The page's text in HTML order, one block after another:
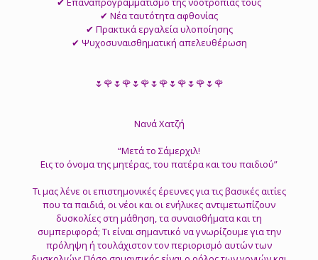
✔ Νέα ταυτότητα αφθονίας
✔ Πρακτικά εργαλεία υλοποίησης
✔ Ψυχοσυναισθηματική απελευθέρωση
🌷🌹🌷🌹🌷🌹🌷🌹🌷🌹🌷🌹🌷🌹
Νανά Χατζή
“Μετά το Σάμερχιλ!
Εις το όνομα της μητέρας, του πατέρα και του παιδιού”
Τι μας λένε οι επιστημονικές έρευνες για τις βασικές αιτίες
που τα παιδιά, οι νέοι και οι ενήλικες αντιμετωπίζουν
δυσκολίες στη μάθηση, τα συναισθήματα και τη
συμπεριφορά; Τι είναι σημαντικό να γνωρίζουμε για την
πρόληψη ή τουλάχιστον τον περιορισμό αυτών των